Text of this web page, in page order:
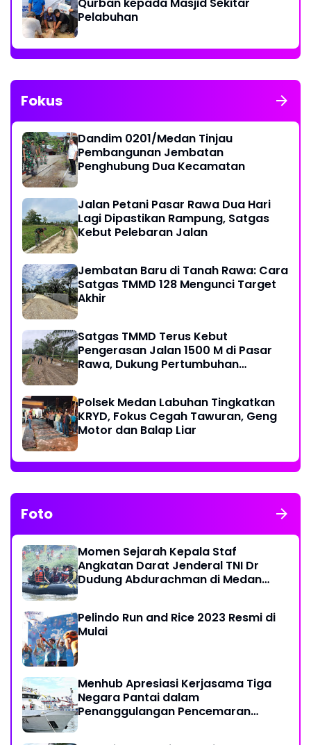
Pelabuhan
Fokus
Dandim 0201/Medan Tinjau
Pembangunan Jembatan
Penghubung Dua Kecamatan
Jalan Petani Pasar Rawa Dua Hari
Lagi Dipastikan Rampung, Satgas
Kebut Pelebaran Jalan
Jembatan Baru di Tanah Rawa: Cara
Satgas TMMD 128 Mengunci Target
Akhir
Satgas TMMD Terus Kebut
Pengerasan Jalan 1500 M di Pasar
Rawa, Dukung Pertumbuhan
Polsek Medan Labuhan Tingkatkan
KRYD, Fokus Cegah Tawuran, Geng
Motor dan Balap Liar
Foto
Momen Sejarah Kepala Staf
Angkatan Darat Jenderal TNI Dr
Dudung Abdurachman di Medan
Pelindo Run and Rice 2023 Resmi di
Mulai
Menhub Apresiasi Kerjasama Tiga
Negara Pantai dalam
Penanggulangan Pencemaran